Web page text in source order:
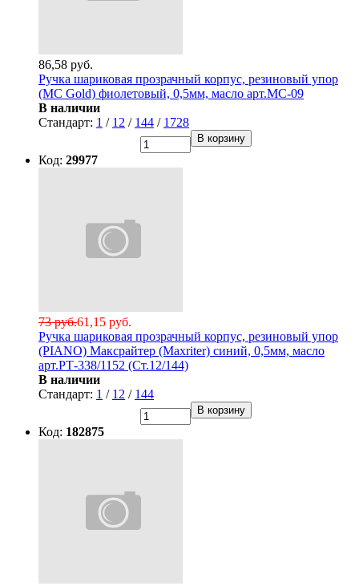
86,58 руб.
Ручка шариковая прозрачный корпус, резиновый упор
(MC Gold) фиолетовый, 0,5мм, масло арт.МС-09
В наличии
Стандарт: 1 / 12 / 144 / 1728
В корзину
Код: 29977
61,15 руб.
73 руб.
Ручка шариковая прозрачный корпус, резиновый упор
(PIANO) Максрайтер (Maxriter) синий, 0,5мм, масло
арт.РТ-338/1152 (Ст.12/144)
В наличии
Стандарт: 1 / 12 / 144
В корзину
Код: 182875